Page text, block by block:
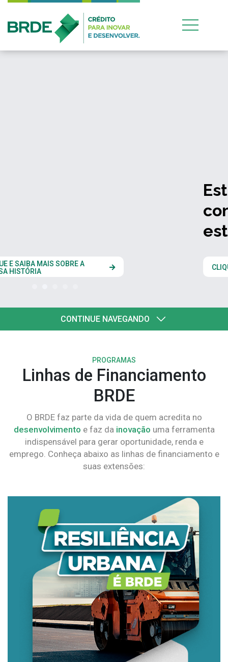
conjunta entre os quatro
CLIQUE AQUI
CONTINUE NAVEGANDO
PROGRAMAS
Linhas de Financiamento
BRDE
O BRDE faz parte da vida de quem acredita no
desenvolvimento e faz da inovação uma ferramenta
indispensável para gerar oportunidade, renda e
emprego. Conheça abaixo as linhas de financiamento e
suas extensões: